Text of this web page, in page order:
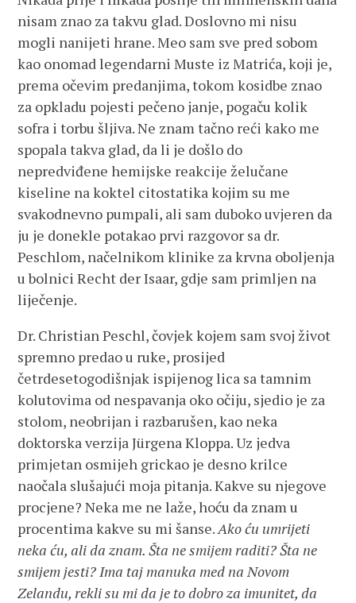
nisam znao za takvu glad. Doslovno mi nisu
mogli nanijeti hrane. Meo sam sve pred sobom
kao onomad legendarni Muste iz Matrića, koji je,
prema očevim predanjima, tokom kosidbe znao
za opkladu pojesti pečeno janje, pogaču kolik
sofra i torbu šljiva. Ne znam tačno reći kako me
spopala takva glad, da li je došlo do
nepredviđene hemijske reakcije želučane
kiseline na koktel citostatika kojim su me
svakodnevno pumpali, ali sam duboko uvjeren da
ju je donekle potakao prvi razgovor sa dr.
Peschlom, načelnikom klinike za krvna oboljenja
u bolnici Recht der Isaar, gdje sam primljen na
liječenje.
Dr. Christian Peschl, čovjek kojem sam svoj život
spremno predao u ruke, prosijed
četrdesetogodišnjak ispijenog lica sa tamnim
kolutovima od nespavanja oko očiju, sjedio je za
stolom, neobrijan i razbarušen, kao neka
doktorska verzija Jürgena Kloppa. Uz jedva
primjetan osmijeh grickao je desno krilce
naočala slušajući moja pitanja. Kakve su njegove
procjene? Neka me ne laže, hoću da znam u
procentima kakve su mi šanse.Ako ću umrijeti
neka ću, ali da znam. Šta ne smijem raditi? Šta ne
smijem jesti? Ima taj manuka med na Novom
Zelandu, rekli su mi da je to dobro za imunitet, da